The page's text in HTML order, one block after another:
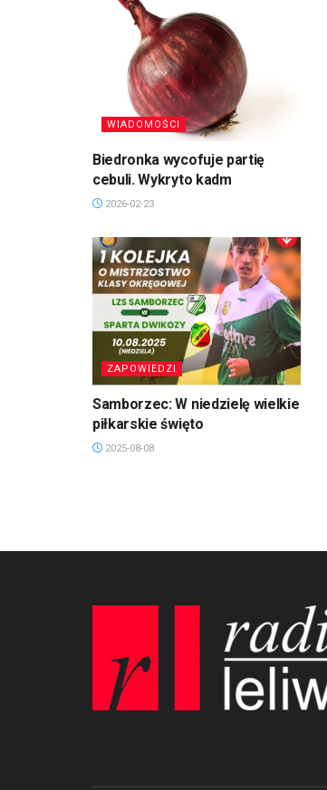
WIADOMOŚCI
Biedronka wycofuje partię
cebuli. Wykryto kadm
2026-02-23
ZAPOWIEDZI
Samborzec: W niedzielę wielkie
piłkarskie święto
2025-08-08